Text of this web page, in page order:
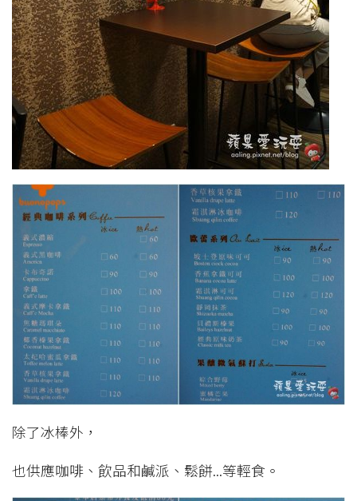
除了冰棒外，
也供應咖啡、飲品和鹹派、鬆餅...等輕食。